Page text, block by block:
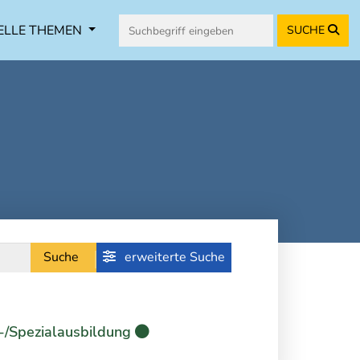
THEMEN SUCHE
Suche erweiterte Suche
Spezialausbildung